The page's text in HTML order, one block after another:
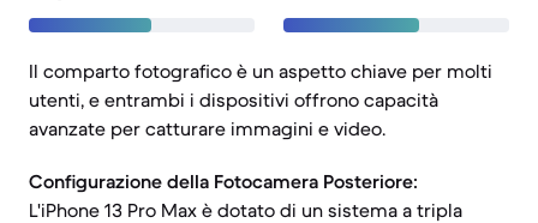
Il comparto fotografico è un aspetto chiave per molti
utenti, e entrambi i dispositivi offrono capacità
avanzate per catturare immagini e video.
Configurazione della Fotocamera Posteriore:
L'iPhone 13 Pro Max è dotato di un sistema a tripla